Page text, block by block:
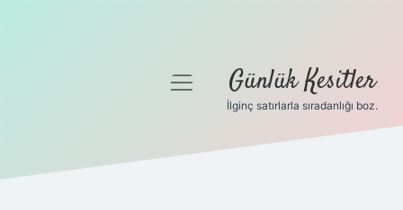
Hakkımızda
menüyü
Günlük Kesitler
İlginç satırlarla sıradanlığı boz.